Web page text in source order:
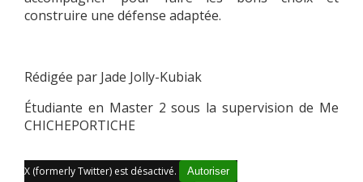
construire une défense adaptée.
Rédigée par Jade Jolly-Kubiak
Étudiante en Master 2 sous la supervision de Me
CHICHEPORTICHE
X (formerly Twitter) est désactivé. Autoriser